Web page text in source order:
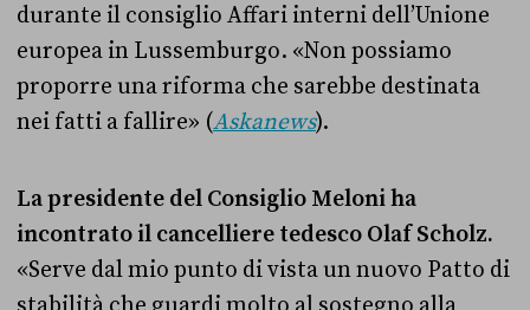
durante il consiglio Affari interni dell’Unione
europea in Lussemburgo. «Non possiamo
proporre una riforma che sarebbe destinata
nei fatti a fallire» (Askanews).
La presidente del Consiglio Meloni ha
incontrato il cancelliere tedesco Olaf Scholz.
«Serve dal mio punto di vista un nuovo Patto di